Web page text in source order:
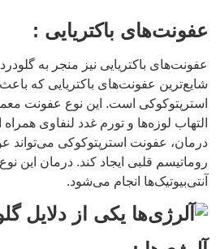
عفونت‌های باکتریایی :
عفونت‌های باکتریایی نیز منجر به
شایع‌ترین عفونت‌های باکتریایی که
استرپتوکوکی است. این نوع عفونت
التهاب لوزه‌ها و تورم غدد لنفاوی
درمان، عفونت استرپتوکوکی می‌تواند
روماتیسم قلبی ایجاد کند. درمان این
آنتی‌بیوتیک‌ها انجام می‌شود.